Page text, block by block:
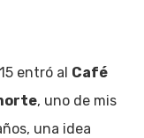
entró al Café
, uno de mis
una idea